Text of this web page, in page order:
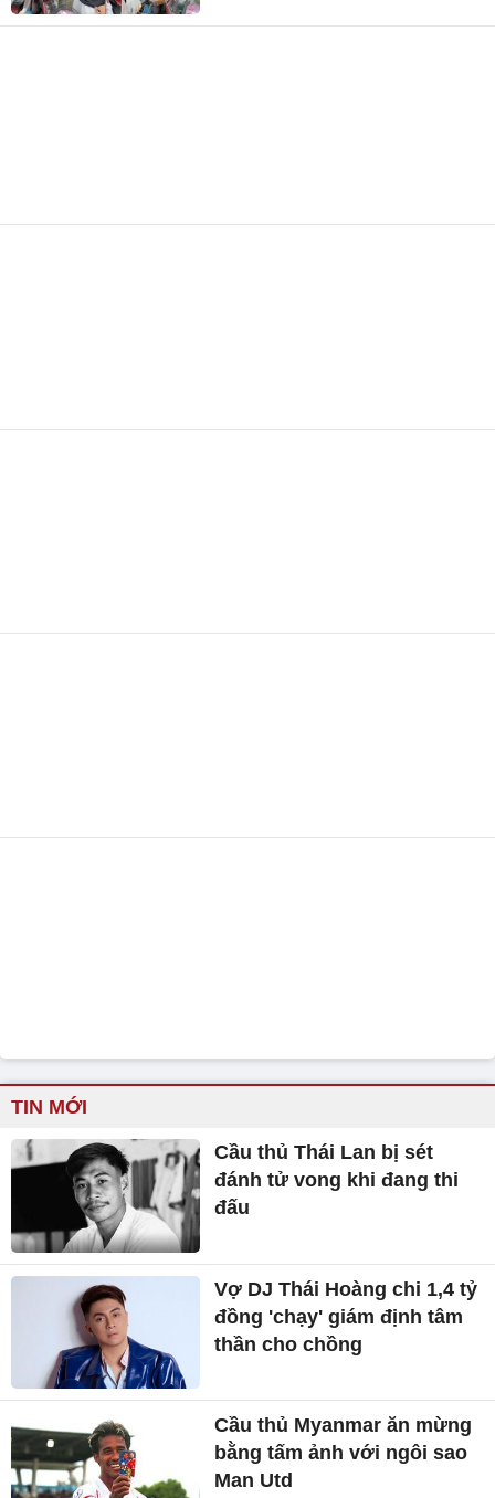
TIN MỚI
Cầu thủ Thái Lan bị sét
đánh tử vong khi đang thi
đấu
Vợ DJ Thái Hoàng chi 1,4 tỷ
đồng 'chạy' giám định tâm
thần cho chồng
Cầu thủ Myanmar ăn mừng
bằng tấm ảnh với ngôi sao
Man Utd